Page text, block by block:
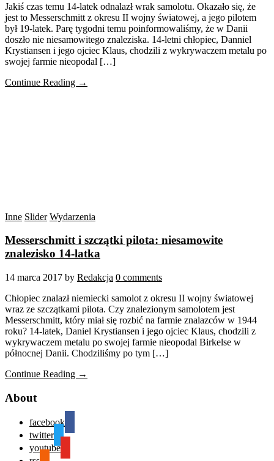
Jakiś czas temu 14-latek odnalazł wrak samolotu. Okazało się, że
jest to Messerschmitt z okresu II wojny światowej, a jego pilotem
był 19-latek. Parę tygodni temu poinformowaliśmy, że w Danii
doszło nie niesamowitego znaleziska. 14-letni chłopiec, Danniel
Krystiansen i jego ojciec Klaus, chodzili z wykrywaczem metalu po
swojej farmie nieopodal […]
Continue Reading →
Inne Slider Wydarzenia
Messerschmitt i szczątki pilota: niesamowite
znalezisko 14-latka
14 marca 2017 by Redakcja 0 comments
Chłopiec znalazł niemiecki samolot z okresu II wojny światowej
wraz ze szczątkami pilota. Czy znalezionym samolotem jest
Messerschmitt, który miał się rozbić na farmie znalazców w 1944
roku? 14-latek, Daniel Krystiansen i jego ojciec Klaus, chodzili z
wykrywaczem metalu po swojej farmie nieopodal Birkelse w
północnej Danii. Chodziliśmy po tym […]
Continue Reading →
About
facebook
twitter
youtube